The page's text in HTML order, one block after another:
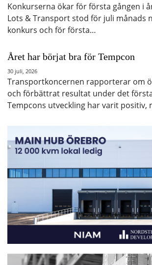
Konkurserna ökar för första gången i
Lots & Transport stod för juli månads
konkurs och för första…
Året har börjat bra för Tempcon
30 juli, 2026
Transportkoncernen rapporterar om
och förbättrat resultat under det
Tempcons utveckling har varit positiv,